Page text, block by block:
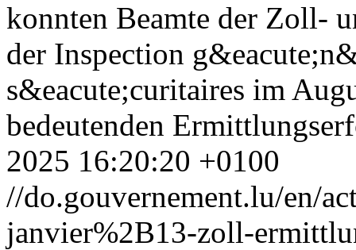
konnten Beamte der Zoll-
der Inspection
s&eacute;curitaires im
bedeutenden
2025 16:20:20 +0100
//do.gouvernement.lu/en/
janvier%2B13-zoll-